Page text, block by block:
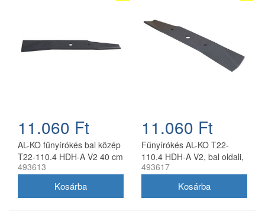
11.060 Ft
AL-KO fűnyírókés bal közép
T22-110.4 HDH-A V2 40 cm
493613
11.060 Ft
Fűnyírókés AL-KO T22-
110.4 HDH-A V2, bal oldali,
40 cm
493617